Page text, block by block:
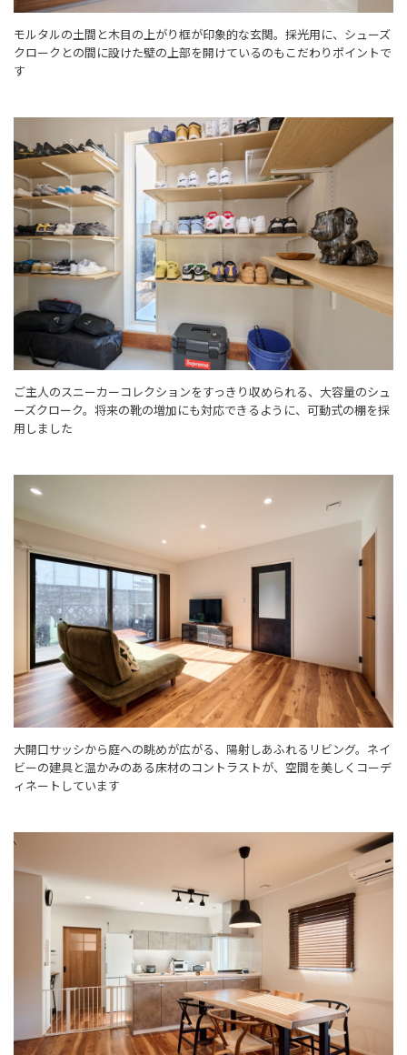
モルタルの土間と木目の上がり框が印象的な玄関。採光用に、シューズ
クロークとの間に設けた壁の上部を開けているのもこだわりポイントで
す
ご主人のスニーカーコレクションをすっきり収められる、大容量のシュ
ーズクローク。将来の靴の増加にも対応できるように、可動式の棚を採
用しました
大開口サッシから庭への眺めが広がる、陽射しあふれるリビング。ネイ
ビーの建具と温かみのある床材のコントラストが、空間を美しくコーデ
ィネートしています